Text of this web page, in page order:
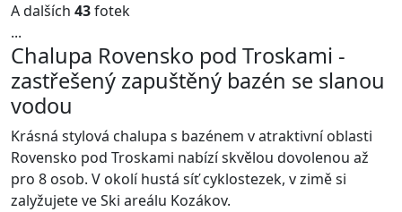
A dalších 43fotek
...
Chalupa Rovensko pod Troskami -
zastřešený zapuštěný bazén se slanou
vodou
Krásná stylová chalupa s bazénem v atraktivní oblasti
Rovensko pod Troskami nabízí skvělou dovolenou až
pro 8 osob. V okolí hustá síť cyklostezek, v zimě si
zalyžujete ve Ski areálu Kozákov.